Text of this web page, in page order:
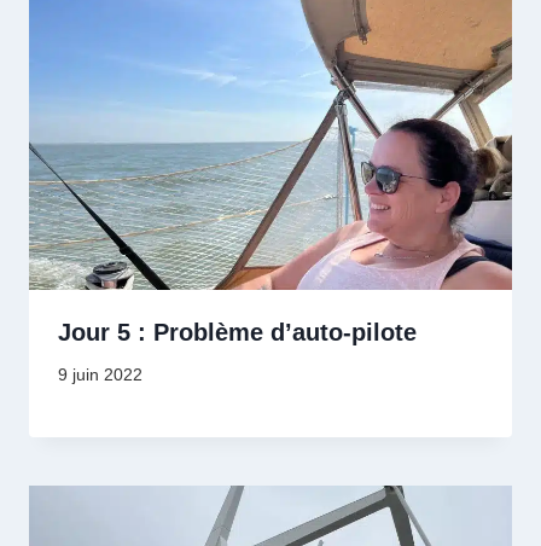
Jour 5 : Problème d’auto-pilote
9 juin 2022